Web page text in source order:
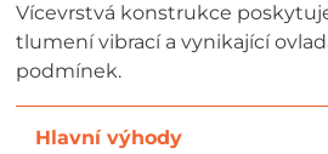
Vícevrstvá konstrukce
tlumení vibrací a vynikající
podmínek.